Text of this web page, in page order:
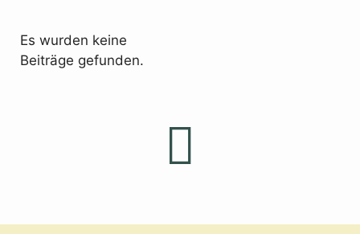
Es wurden keine
Beiträge gefunden.